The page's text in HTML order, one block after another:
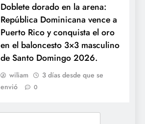
Doblete dorado en la arena:
República Dominicana vence a
Puerto Rico y conquista el oro
en el baloncesto 3×3 masculino
de Santo Domingo 2026.
wiliam
3 días desde que se
envió
0